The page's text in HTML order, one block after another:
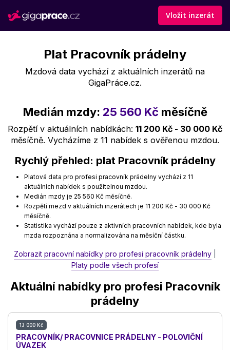
Vložit inzerát
Plat Pracovník prádelny
Mzdová data vychází z aktuálních inzerátů na
GigaPráce.cz.
Medián mzdy: 25 560 Kč měsíčně
Rozpětí v aktuálních nabídkách: 11 200 Kč - 30 000 Kč
měsíčně. Vycházíme z 11 nabídek s ověřenou mzdou.
Rychlý přehled: plat Pracovník prádelny
Platová data pro profesi pracovník prádelny vychází z 11
aktuálních nabídek s použitelnou mzdou.
Medián mzdy je 25 560 Kč měsíčně.
Rozpětí mezd v aktuálních inzerátech je 11 200 Kč - 30 000 Kč
měsíčně.
Statistika vychází pouze z aktivních pracovních nabídek, kde byla
mzda rozpoznána a normalizována na měsíční částku.
Zobrazit pracovní nabídky pro profesi pracovník prádelny
Platy podle všech profesí
Aktuální nabídky pro profesi Pracovník
prádelny
13 000 Kč
PRACOVNÍK/ PRACOVNICE PRÁDELNY - POLOVIČNÍ
ÚVAZEK